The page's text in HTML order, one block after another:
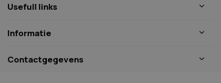
Usefull links
Informatie
Contactgegevens
53